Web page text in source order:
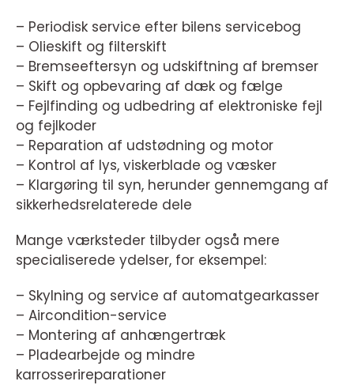
– Periodisk service efter bilens servicebog
– Olieskift og filterskift
– Bremseeftersyn og udskiftning af bremser
– Skift og opbevaring af dæk og fælge
– Fejlfinding og udbedring af elektroniske fejl
og fejlkoder
– Reparation af udstødning og motor
– Kontrol af lys, viskerblade og væsker
– Klargøring til syn, herunder gennemgang af
sikkerhedsrelaterede dele
Mange værksteder tilbyder også mere
specialiserede ydelser, for eksempel:
– Skylning og service af automatgearkasser
– Aircondition-service
– Montering af anhængertræk
– Pladearbejde og mindre
karrosserireparationer